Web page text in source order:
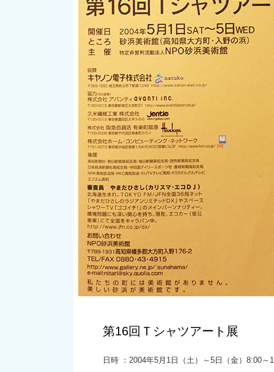
第16回Ｔシャツアート展
日時 ：2004年5月1日（土）～5日（金）8:00～